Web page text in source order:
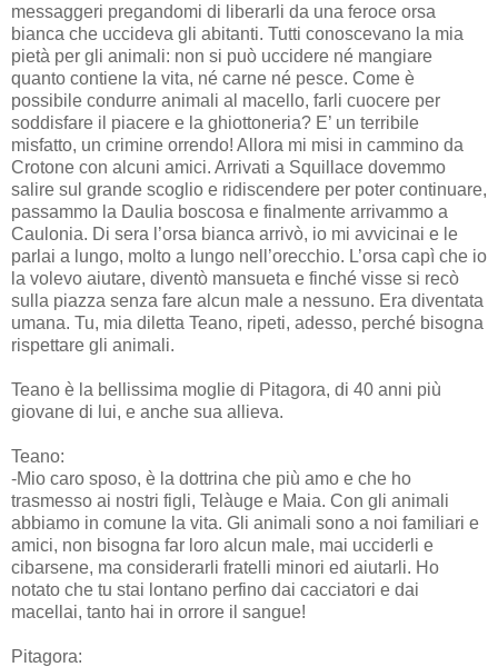
messaggeri pregandomi di liberarli da una feroce orsa
bianca che uccideva gli abitanti. Tutti conoscevano la mia
pietà per gli animali: non si può uccidere né mangiare
quanto contiene la vita, né carne né pesce. Come è
possibile condurre animali al macello, farli cuocere per
soddisfare il piacere e la ghiottoneria? E’ un terribile
misfatto, un crimine orrendo! Allora mi misi in cammino da
Crotone con alcuni amici. Arrivati a Squillace dovemmo
salire sul grande scoglio e ridiscendere per poter continuare,
passammo la Daulia boscosa e finalmente arrivammo a
Caulonia. Di sera l’orsa bianca arrivò, io mi avvicinai e le
parlai a lungo, molto a lungo nell’orecchio. L’orsa capì che io
la volevo aiutare, diventò mansueta e finché visse si recò
sulla piazza senza fare alcun male a nessuno. Era diventata
umana. Tu, mia diletta Teano, ripeti, adesso, perché bisogna
rispettare gli animali.
Teano è la bellissima moglie di Pitagora, di 40 anni più
giovane di lui, e anche sua allieva.
Teano:
-Mio caro sposo, è la dottrina che più amo e che ho
trasmesso ai nostri figli, Telàuge e Maia. Con gli animali
abbiamo in comune la vita. Gli animali sono a noi familiari e
amici, non bisogna far loro alcun male, mai ucciderli e
cibarsene, ma considerarli fratelli minori ed aiutarli. Ho
notato che tu stai lontano perfino dai cacciatori e dai
macellai, tanto hai in orrore il sangue!
Pitagora: